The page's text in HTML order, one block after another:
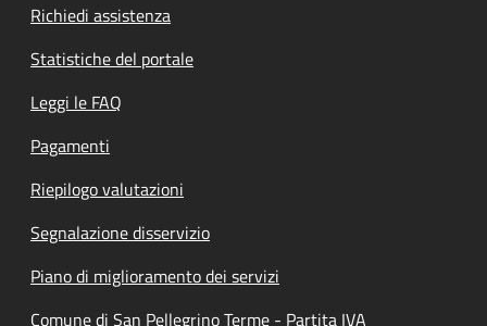
Richiedi assistenza
Statistiche del portale
Leggi le FAQ
Pagamenti
Riepilogo valutazioni
Segnalazione disservizio
Piano di miglioramento dei servizi
Comune di San Pellegrino Terme - Partita IVA